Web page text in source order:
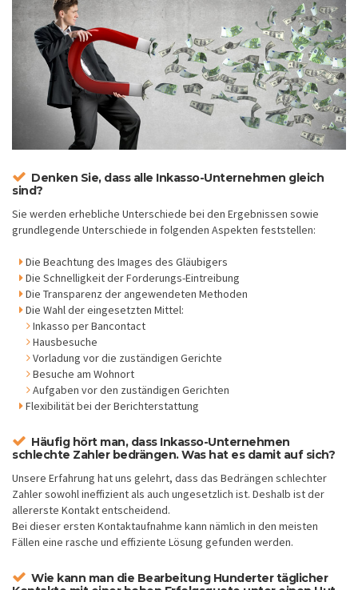
Denken Sie, dass alle Inkasso-Unternehmen gleich
sind?
Sie werden erhebliche Unterschiede bei den Ergebnissen sowie
grundlegende Unterschiede in folgenden Aspekten feststellen:
Die Beachtung des Images des Gläubigers
Die Schnelligkeit der Forderungs-Eintreibung
Die Transparenz der angewendeten Methoden
Die Wahl der eingesetzten Mittel:
Inkasso per Bancontact
Hausbesuche
Vorladung vor die zuständigen Gerichte
Besuche am Wohnort
Aufgaben vor den zuständigen Gerichten
Flexibilität bei der Berichterstattung
Häufig hört man, dass Inkasso-Unternehmen
schlechte Zahler bedrängen. Was hat es damit auf sich?
Unsere Erfahrung hat uns gelehrt, dass das Bedrängen schlechter
Zahler sowohl ineffizient als auch ungesetzlich ist. Deshalb ist der
allererste Kontakt entscheidend.
Bei dieser ersten Kontaktaufnahme kann nämlich in den meisten
Fällen eine rasche und effiziente Lösung gefunden werden.
Wie kann man die Bearbeitung Hunderter täglicher